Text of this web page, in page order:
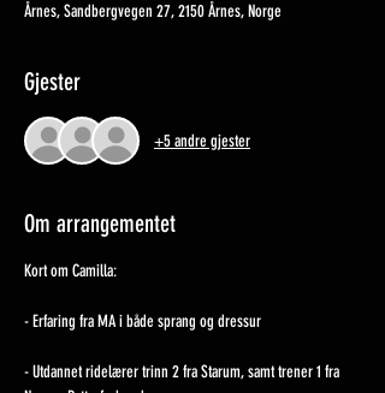
Årnes, Sandbergvegen 27, 2150 Årnes, Norge
Gjester
+5 andre gjester
Om arrangementet
Kort om Camilla:
- Erfaring fra MA i både sprang og dressur
- Utdannet ridelærer trinn 2 fra Starum, samt trener 1 fra